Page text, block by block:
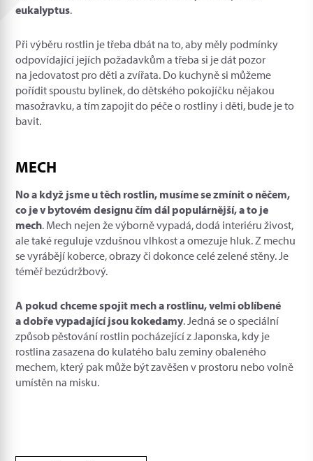
eukalyptus.
Při výběru rostlin je třeba dbát na to, aby měly podmínky
odpovídající jejích požadavkům a třeba si je dát pozor
na jedovatost pro děti a zvířata. Do kuchyně si můžeme
pořídit spoustu bylinek, do dětského pokojíčku nějakou
masožravku, a tím zapojit do péče o rostliny i děti, bude je to
bavit.
MECH
No a když jsme u těch rostlin, musíme se zmínit o něčem,
co je v bytovém designu čím dál populárnější, a to je
mech. Mech nejen že výborně vypadá, dodá interiéru živost,
ale také reguluje vzdušnou vlhkost a omezuje hluk. Z mechu
se vyrábějí koberce, obrazy či dokonce celé zelené stěny. Je
téměř bezúdržbový.
A pokud chceme spojit mech a rostlinu, velmi oblíbené
a dobře vypadající jsou kokedamy. Jedná se o speciální
způsob pěstování rostlin pocházející z Japonska, kdy je
rostlina zasazena do kulatého balu zeminy obaleného
mechem, který pak může být zavěšen v prostoru nebo volně
umístěn na misku.